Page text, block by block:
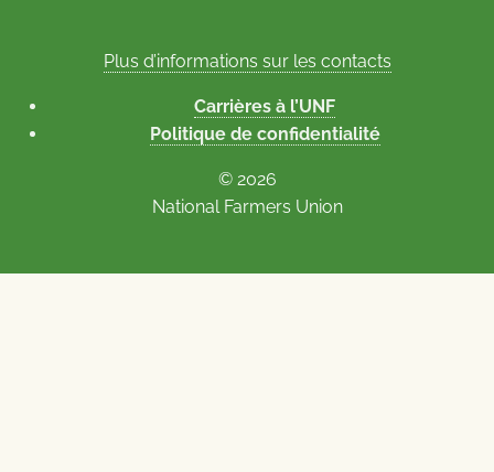
Plus d’informations sur les contacts
Carrières à l’UNF
Politique de confidentialité
© 2026
National Farmers Union